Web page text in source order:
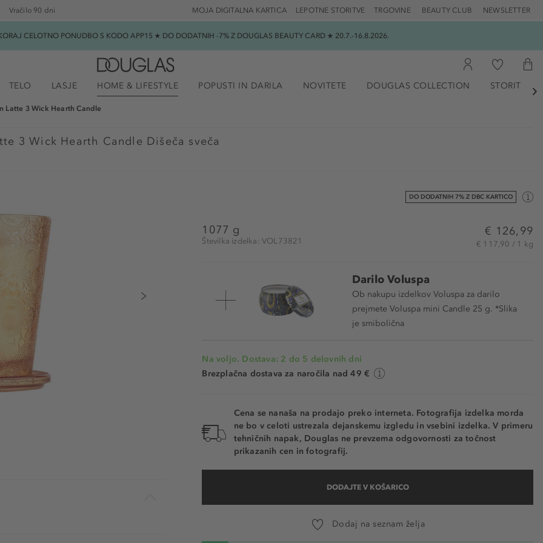
Vračilo 90 dni TRGOVINE BEAUTY CLUB NEWSLETTER
LEPOTNE STORITVE
MOJA DIGITALNA KARTICA
CELOTNO PONUDBO S KODO APP15 ★ DO DODATNIH -7% Z DOUGLAS BEAUTY CARD ★ 20.7.-16.8.2026.
TELO LASJE HOME & LIFESTYLE POPUSTI IN DARILA NOVITETE DOUGLAS COLLECTION STORITVE

Latte 3 Wick Hearth Candle
3 Wick Hearth Candle Dišeča sveča
DO DODATNIH 7% Z DBC KARTICO
1077 g
Številka izdelka: VOL73821
€ 126,99
€ 117,90 / 1 kg
Darilo Voluspa
Ob nakupu izdelkov Voluspa za darilo
prejmete Voluspa mini Candle 25 g. *Slika
je smibolična
Na voljo. Dostava: 2 do 5 delovnih dni
Brezplačna dostava za naročila nad 49 €
Cena se nanaša na prodajo preko interneta. Fotografija izdelka morda
ne bo v celoti ustrezala dejanskemu izgledu in vsebini izdelka. V primeru
tehničnih napak, Douglas ne prevzema odgovornosti za točnost
prikazanih cen in fotografij.
DODAJTE V KOŠARICO
Dodaj na seznam želja